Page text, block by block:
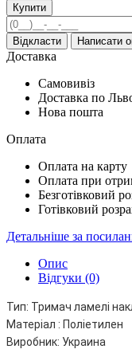
Купити
Відкласти
Написати
Доставка
Самовивіз
Доставка по
Нова пошта
Оплата
Оплата на карту
Оплата при
Безготівковий
Готівковий
Детальніше за
Опис
Відгуки (0)
Тип: Тримач ламелі
Матеріал : Поліетилен
Виробник: Украина